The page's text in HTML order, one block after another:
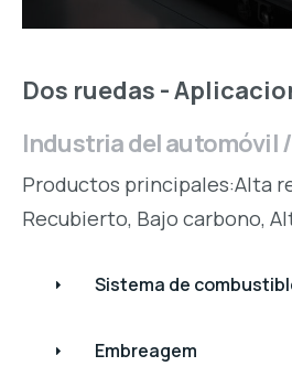
Dos ruedas -
Industria del automóvil
Productos principales:Alta
Recubierto, Bajo carbono,
Sistema de
Embreagem